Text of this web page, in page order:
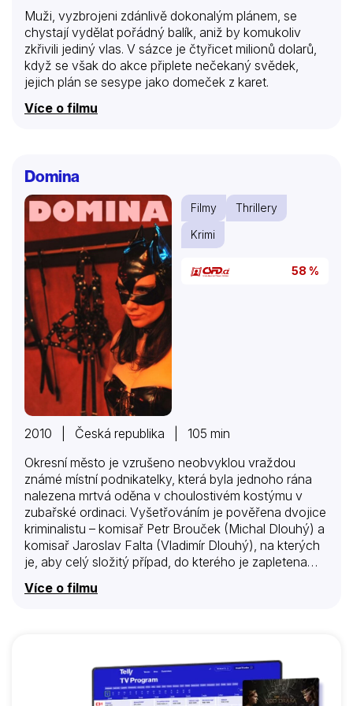
Muži, vyzbrojeni zdánlivě dokonalým plánem, se
chystají vydělat pořádný balík, aniž by komukoliv
zkřivili jediný vlas. V sázce je čtyřicet milionů dolarů,
když se však do akce připlete nečekaný svědek,
jejich plán se sesype jako domeček z karet.
Více o filmu
Domina
Filmy
Thrillery
Krimi
58 %
2010 | Česká republika | 105 min
Okresní město je vzrušeno neobvyklou vraždou
známé místní podnikatelky, která byla jednoho rána
nalezena mrtvá oděna v choulostivém kostýmu v
zubařské ordinaci. Vyšetřováním je pověřena dvojice
kriminalistu – komisař Petr Brouček (Michal Dlouhý) a
komisař Jaroslav Falta (Vladimír Dlouhý), na kterých
je, aby celý složitý případ, do kterého je zapletena
„točí“ kolem místního luxusního pánského podniku,
zařadit do vysílání nedávno dokončený detektivní
příběh režiséra Jiřího Svobody plánovaný k uvedení
na podzim tohoto roku.
Více o filmu